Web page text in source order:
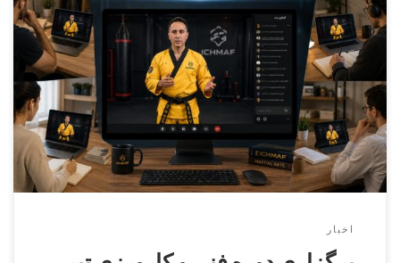
دوره کارورزی ( مربیگری عملی ) درجه ۳ الی درجه ۱تاریخ
برگزاری دوره : ۱۴۰۳/۴/۲۹ بخش آقایان مدرس دوره استاد اکبر
حیدری مسئول برگزاری دوره استاد حمید کریمی ۰۹۳۲۹۰۰۰۱۷۵
بخش بانوان مدرس دوره سرکار خانم استاد شهرکی مسئول
برگزاری دوره سرکار خانم افسانه محمدی۰۹۳۶۲۰۹۴۳۴۴
برگزاری دوره فنی کمربند مشکی دان […]
اخبار